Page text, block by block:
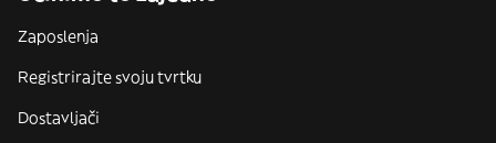
Zaposlenja
Registrirajte svoju tvrtku
Dostavljači